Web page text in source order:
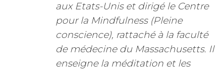
aux Etats-Unis et dirigé le Centre
pour la Mindfulness (Pleine
conscience), rattaché à la faculté
de médecine du Massachusetts. Il
enseigne la méditation et les